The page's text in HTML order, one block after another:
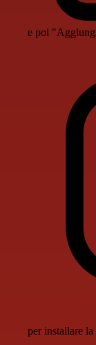
e poi
per installare